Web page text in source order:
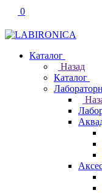
0
Каталог
Назад
Каталог